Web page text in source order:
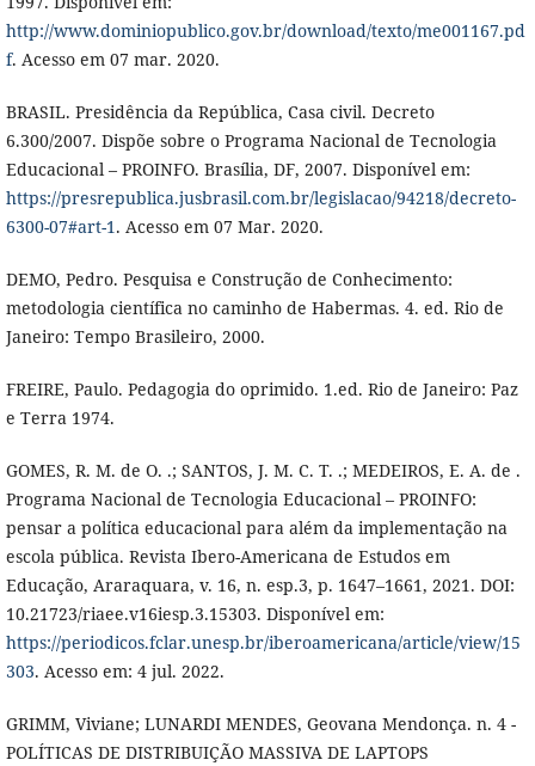
http://www.dominiopublico.gov.br/download/texto/me001167.pd
f. Acesso em 07 mar. 2020.
BRASIL. Presidência da República, Casa civil. Decreto
6.300/2007. Dispõe sobre o Programa Nacional de Tecnologia
Educacional – PROINFO. Brasília, DF, 2007. Disponível em:
https://presrepublica.jusbrasil.com.br/legislacao/94218/decreto-
6300-07#art-1. Acesso em 07 Mar. 2020.
DEMO, Pedro. Pesquisa e Construção de Conhecimento:
metodologia científica no caminho de Habermas. 4. ed. Rio de
Janeiro: Tempo Brasileiro, 2000.
FREIRE, Paulo. Pedagogia do oprimido. 1.ed. Rio de Janeiro: Paz
e Terra 1974.
GOMES, R. M. de O. .; SANTOS, J. M. C. T. .; MEDEIROS, E. A. de .
Programa Nacional de Tecnologia Educacional – PROINFO:
pensar a política educacional para além da implementação na
escola pública. Revista Ibero-Americana de Estudos em
Educação, Araraquara, v. 16, n. esp.3, p. 1647–1661, 2021. DOI:
10.21723/riaee.v16iesp.3.15303. Disponível em:
https://periodicos.fclar.unesp.br/iberoamericana/article/view/15
303. Acesso em: 4 jul. 2022.
GRIMM, Viviane; LUNARDI MENDES, Geovana Mendonça. n. 4 -
POLÍTICAS DE DISTRIBUIÇÃO MASSIVA DE LAPTOPS